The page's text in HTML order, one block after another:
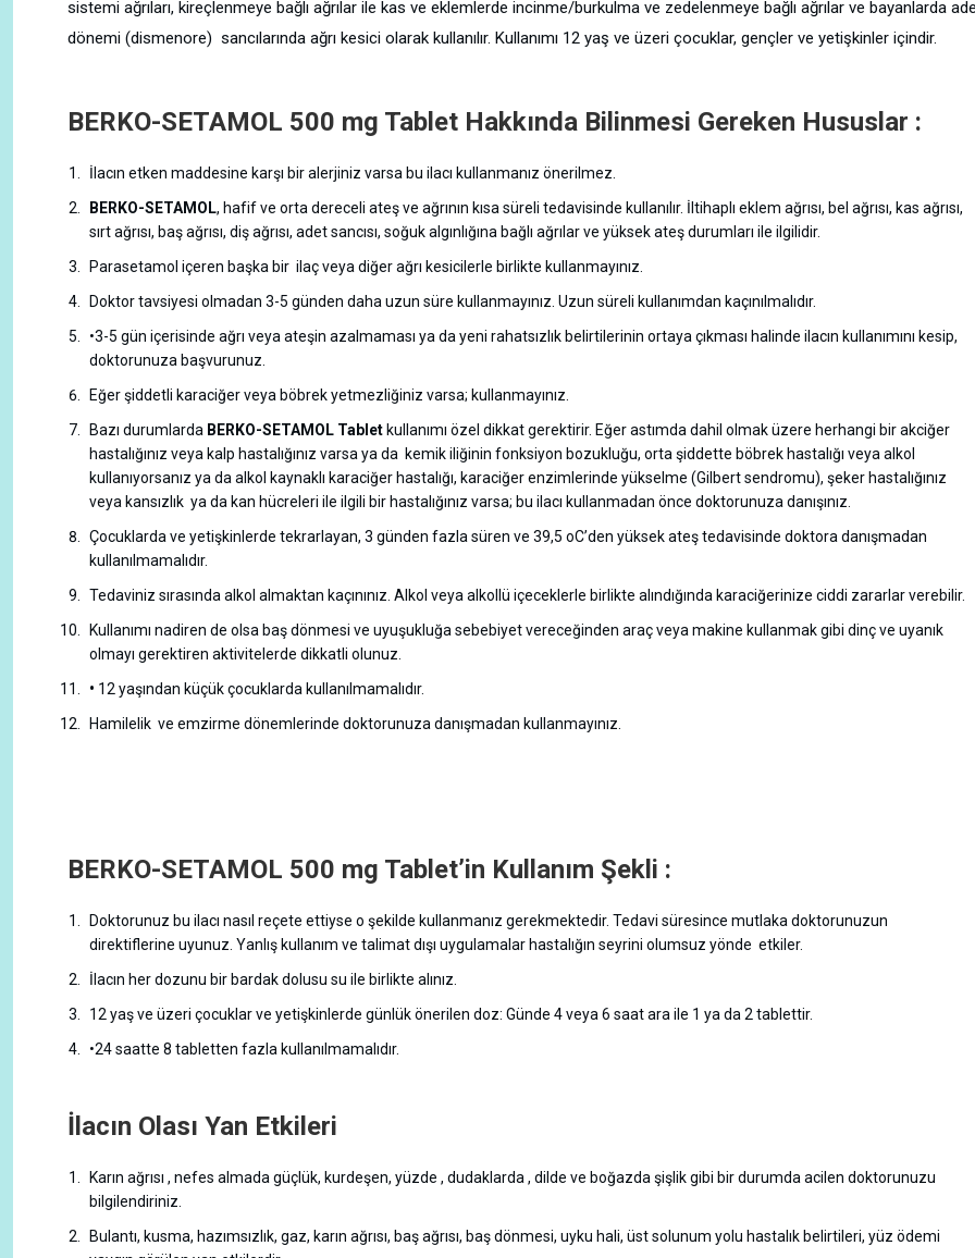
sistemi ağrıları, kireçlenmeye bağlı ağrılar ile kas ve eklemlerde incinme/burkulma ve zedelenmeye bağlı ağrılar ve bayanlarda
dönemi (dismenore) sancılarında ağrı kesici olarak kullanılır. Kullanımı 12 yaş ve üzeri çocuklar, gençler ve yetişkinler içindir.
BERKO-SETAMOL 500 mg Tablet Hakkında Bilinmesi Gereken Hususlar :
İlacın etken maddesine karşı bir alerjiniz varsa bu ilacı kullanmanız önerilmez.
BERKO-SETAMOL, hafif ve orta dereceli ateş ve ağrının kısa süreli tedavisinde kullanılır. İltihaplı eklem ağrısı, bel ağrısı, kas ağrısı,
sırt ağrısı, baş ağrısı, diş ağrısı, adet sancısı, soğuk algınlığına bağlı ağrılar ve yüksek ateş durumları ile ilgilidir.
Parasetamol içeren başka bir ilaç veya diğer ağrı kesicilerle birlikte kullanmayınız.
Doktor tavsiyesi olmadan 3-5 günden daha uzun süre kullanmayınız. Uzun süreli kullanımdan kaçınılmalıdır.
•3-5 gün içerisinde ağrı veya ateşin azalmaması ya da yeni rahatsızlık belirtilerinin ortaya çıkması halinde ilacın kullanımını kesip,
doktorunuza başvurunuz.
Eğer şiddetli karaciğer veya böbrek yetmezliğiniz varsa; kullanmayınız.
Bazı durumlarda BERKO-SETAMOL Tablet kullanımı özel dikkat gerektirir. Eğer astımda dahil olmak üzere herhangi bir akciğer
hastalığınız veya kalp hastalığınız varsa ya da kemik iliğinin fonksiyon bozukluğu, orta şiddette böbrek hastalığı veya alkol
kullanıyorsanız ya da alkol kaynaklı karaciğer hastalığı, karaciğer enzimlerinde yükselme (Gilbert sendromu), şeker hastalığınız
veya kansızlık ya da kan hücreleri ile ilgili bir hastalığınız varsa; bu ilacı kullanmadan önce doktorunuza danışınız.
Çocuklarda ve yetişkinlerde tekrarlayan, 3 günden fazla süren ve 39,5 oC’den yüksek ateş tedavisinde doktora danışmadan
kullanılmamalıdır.
Tedaviniz sırasında alkol almaktan kaçınınız. Alkol veya alkollü içeceklerle birlikte alındığında karaciğerinize ciddi zararlar verebilir.
Kullanımı nadiren de olsa baş dönmesi ve uyuşukluğa sebebiyet vereceğinden araç veya makine kullanmak gibi dinç ve uyanık
olmayı gerektiren aktivitelerde dikkatli olunuz.
• 12 yaşından küçük çocuklarda kullanılmamalıdır.
Hamilelik ve emzirme dönemlerinde doktorunuza danışmadan kullanmayınız.
BERKO-SETAMOL 500 mg Tablet’in Kullanım Şekli :
Doktorunuz bu ilacı nasıl reçete ettiyse o şekilde kullanmanız gerekmektedir. Tedavi süresince mutlaka doktorunuzun
direktiflerine uyunuz. Yanlış kullanım ve talimat dışı uygulamalar hastalığın seyrini olumsuz yönde etkiler.
İlacın her dozunu bir bardak dolusu su ile birlikte alınız.
12 yaş ve üzeri çocuklar ve yetişkinlerde günlük önerilen doz: Günde 4 veya 6 saat ara ile 1 ya da 2 tablettir.
•24 saatte 8 tabletten fazla kullanılmamalıdır.
İlacın Olası Yan Etkileri
Karın ağrısı , nefes almada güçlük, kurdeşen, yüzde , dudaklarda , dilde ve boğazda şişlik gibi bir durumda acilen doktorunuzu
bilgilendiriniz.
Bulantı, kusma, hazımsızlık, gaz, karın ağrısı, baş ağrısı, baş dönmesi, uyku hali, üst solunum yolu hastalık belirtileri, yüz ödemi